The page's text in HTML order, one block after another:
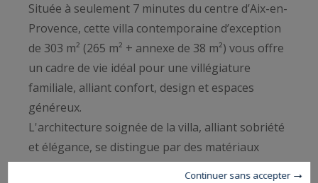
Située à seulement 7 minutes du centre d’Aix-en-
Provence, cette villa contemporaine d’exception
de 303 m² (265 m² + annexe de 38 m²) vous offre
un cadre de vie idéal pour une villégiature
familiale, alliant confort, design et espaces
généreux.
L'architecture soignée de la villa, alliant sobriété
et élégance, se distingue par des matériaux
nobles et une luminosité omniprésente. Le vaste
Continuer sans accepter